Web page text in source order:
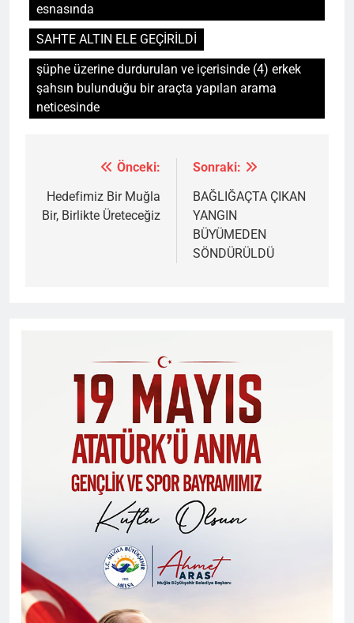
esnasında
SAHTE ALTIN ELE GEÇİRİLDİ
şüphe üzerine durdurulan ve içerisinde (4) erkek
şahsın bulunduğu bir araçta yapılan arama
neticesinde
gezinmesi
Önceki:
Hedefimiz Bir Muğla
Bir, Birlikte Üreteceğiz
Sonraki:
BAĞLIĞAÇTA ÇIKAN
YANGIN
BÜYÜMEDEN
SÖNDÜRÜLDÜ